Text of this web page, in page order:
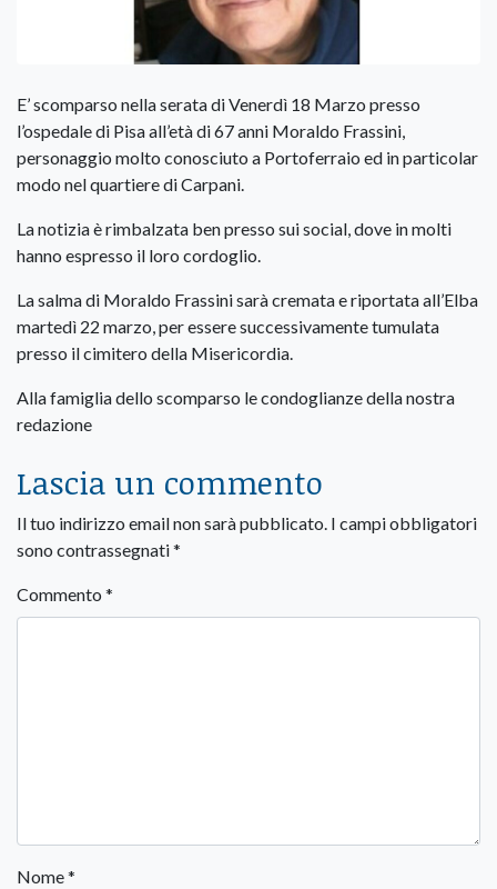
E’ scomparso nella serata di Venerdì 18 Marzo presso
l’ospedale di Pisa all’età di 67 anni Moraldo Frassini,
personaggio molto conosciuto a Portoferraio ed in particolar
modo nel quartiere di Carpani.
La notizia è rimbalzata ben presso sui social, dove in molti
hanno espresso il loro cordoglio.
La salma di Moraldo Frassini sarà cremata e riportata all’Elba
martedì 22 marzo, per essere successivamente tumulata
presso il cimitero della Misericordia.
Alla famiglia dello scomparso le condoglianze della nostra
redazione
Lascia un commento
Il tuo indirizzo email non sarà pubblicato. I campi obbligatori
sono contrassegnati*
Commento *
Nome*